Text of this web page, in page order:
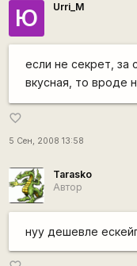
Ю Urri_M
если не секрет, за
вкусная, то вроде
favorite_border
5 Сен, 2008 13:58
Tarasko
Автор
нуу дешевле